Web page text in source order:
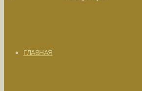
ГЛАВНАЯ